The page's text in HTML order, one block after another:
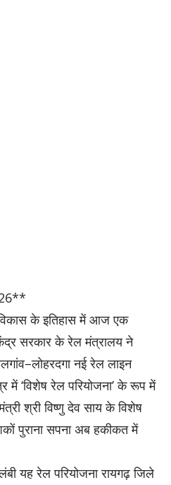
के इतिहास में आज एक
सरकार के रेल मंत्रालय ने
नई रेल लाइन
में ‘विशेष रेल परियोजना’ के रूप में
श्री विष्णु देव साय के विशेष
पुराना सपना अब हकीकत में
यह रेल परियोजना रायगढ़ जिले